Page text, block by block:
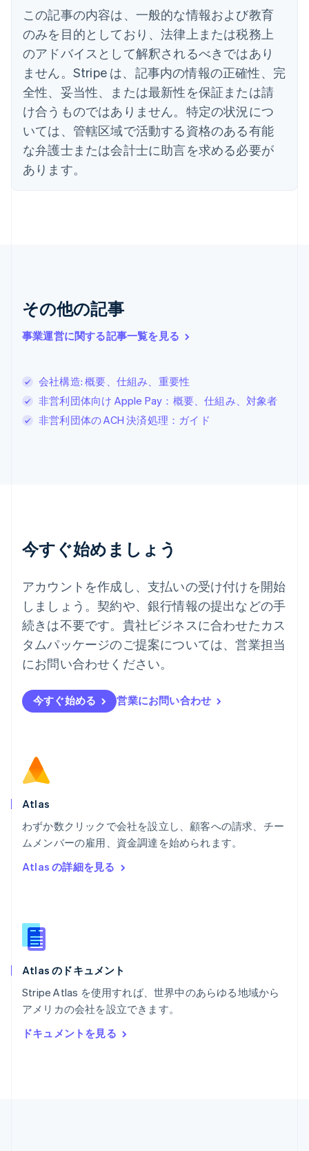
この記事の内容は、一般的な情報および教育
のみを目的としており、法律上または税務上
のアドバイスとして解釈されるべきではあり
ません。Stripe は、記事内の情報の正確性、完
全性、妥当性、または最新性を保証または請
け合うものではありません。特定の状況につ
いては、管轄区域で活動する資格のある有能
な弁護士または会計士に助言を求める必要が
あります。
その他の記事
事業運営に関する記事一覧を見る
会社構造: 概要、仕組み、重要性
非営利団体向け Apple Pay：概要、仕組み、対象者
非営利団体の ACH 決済処理：ガイド
今すぐ始めましょう
アカウントを作成し、支払いの受け付けを開始
しましょう。契約や、銀行情報の提出などの手
続きは不要です。貴社ビジネスに合わせたカス
タムパッケージのご提案については、営業担当
にお問い合わせください。
今すぐ始める 営業にお問い合わせ
Atlas
わずか数クリックで会社を設立し、顧客への請求、チー
ムメンバーの雇用、資金調達を始められます。
Atlas の詳細を見る
Atlas のドキュメント
Stripe Atlas を使用すれば、世界中のあらゆる地域から
アメリカの会社を設立できます。
ドキュメントを見る
インド
English
エストニア
English
オーストラリア
オーストリア
DeutschEnglish
オランダ
Nederlands English
カナダ
EnglishFrançais
キプロス
English
English简体中文
Deutsch FrançaisItalianoEnglish
スペイン
スロバキア
English
ドイツ
ニュージーランド
English
ノルウェー
English
ハンガリー
English
フィンランド
ブラジル
PortuguêsEnglish
フランス
ベルギー
Nederlands
ポーランド
ポルトガル
PortuguêsEnglish
English
Español
ラトビア
リトアニア
リヒテンシュタイン
DeutschEnglish
ルーマニア
English